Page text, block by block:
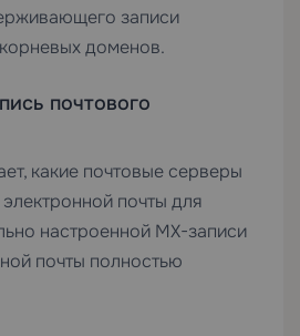
записи
доменов.
почтового
какие почтовые серверы
почты для
настроенной MX-записи
почты полностью